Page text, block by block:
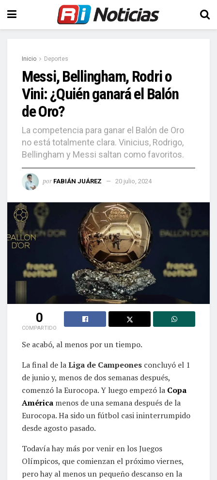
Inicio Deportes
Messi, Bellingham, Rodri o
Vini: ¿Quién ganará el Balón
de Oro?
La competencia para ganar el Balón de Oro
no está totalmente clara. Vinicius, Rodrigo,
Bellingham y Messi saltan como favoritos.
por FABIÁN JUÁREZ 20 julio, 2024
0
COMPARTIDO
Se acabó, al menos por un tiempo.
La final de laLiga de Campeones concluyó el 1
de junio y, menos de dos semanas después,
comenzó la Eurocopa. Y luego empezó la Copa
América menos de una semana después de la
Eurocopa. Ha sido un fútbol casi ininterrumpido
desde agosto pasado.
Todavía hay más por venir en los Juegos
Olímpicos, que comienzan el próximo viernes,
pero hay al menos un pequeño descanso en la